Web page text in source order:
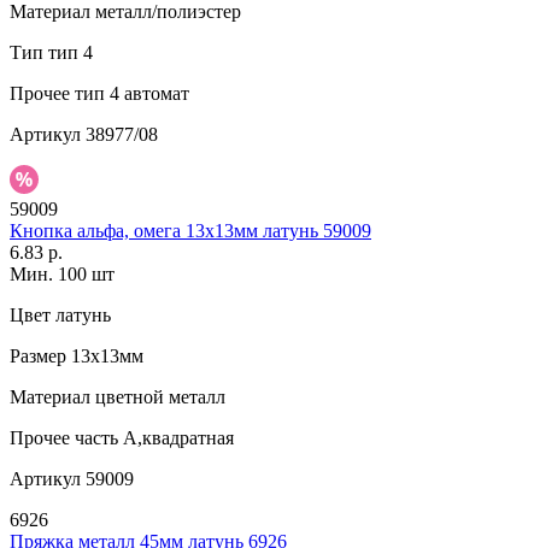
Материал металл/полиэстер
Тип тип 4
Прочее тип 4 автомат
Артикул 38977/08
59009
Кнопка альфа, омега 13х13мм латунь 59009
6.83 р.
Мин. 100 шт
Цвет латунь
Размер 13х13мм
Материал цветной металл
Прочее часть А,квадратная
Артикул 59009
6926
Пряжка металл 45мм латунь 6926